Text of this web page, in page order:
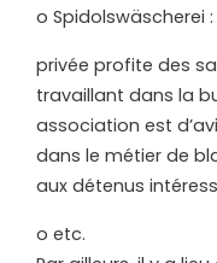
o Spidolswäscherei
privée profite des
travaillant dans la
association est
dans le métier de
aux détenus
o etc.